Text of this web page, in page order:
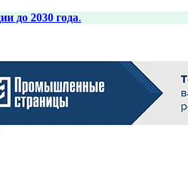
до 2030 года.